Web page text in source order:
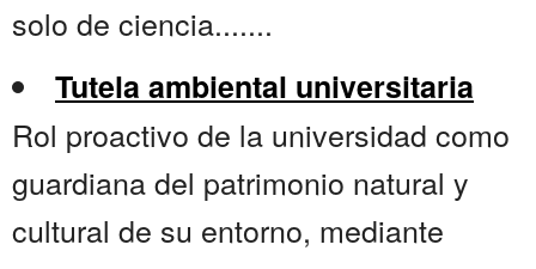
solo de ciencia.......
Tutela ambiental universitaria
Rol proactivo de la universidad como
guardiana del patrimonio natural y
cultural de su entorno, mediante